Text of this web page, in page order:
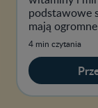
podstawowe
mają
maluszka.
4 min czytania